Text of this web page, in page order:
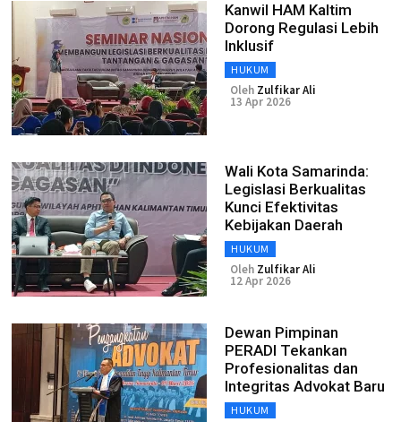
Kanwil HAM Kaltim
Dorong Regulasi Lebih
Inklusif
HUKUM
Oleh Zulfikar Ali
13 Apr 2026
Wali Kota Samarinda:
Legislasi Berkualitas
Kunci Efektivitas
Kebijakan Daerah
HUKUM
Oleh Zulfikar Ali
12 Apr 2026
Dewan Pimpinan
PERADI Tekankan
Profesionalitas dan
Integritas Advokat Baru
HUKUM